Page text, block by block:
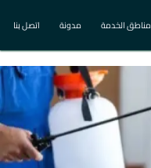
مناطق الخدمة مدونة اتصل بنا